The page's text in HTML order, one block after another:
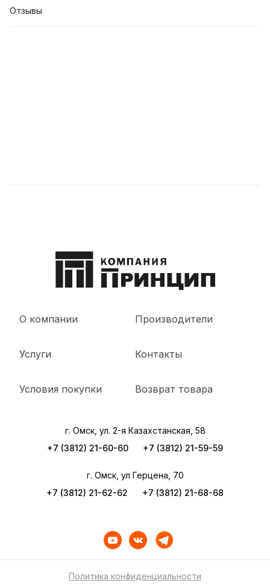
Отзывы
О компании
Услуги
Условия покупки
Производители
Контакты
Возврат товара
г. Омск, ул. 2-я Казахстанская, 58
+7 (3812) 21-60-60
+7 (3812) 21-59-59
г. Омск, ул Герцена, 70
+7 (3812) 21-62-62
+7 (3812) 21-68-68
Политика конфиденциальности